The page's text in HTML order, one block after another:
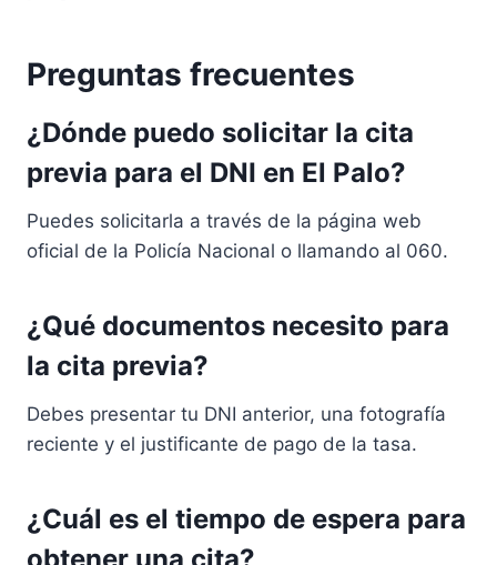
Preguntas frecuentes
¿Dónde puedo solicitar la cita
previa para el DNI en El Palo?
Puedes solicitarla a través de la página web
oficial de la Policía Nacional o llamando al 060.
¿Qué documentos necesito para
la cita previa?
Debes presentar tu DNI anterior, una fotografía
reciente y el justificante de pago de la tasa.
¿Cuál es el tiempo de espera para